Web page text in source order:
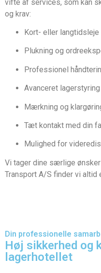
vifte af services, som kan
og krav:
Kort- eller
Plukning og
Professionel
Avanceret
Mærkning og
Tæt kontakt med din
Mulighed for
Vi tager dine særlige
Transport A/S finder vi altid
Din professionelle
Høj sikkerhed og
lagerhotellet